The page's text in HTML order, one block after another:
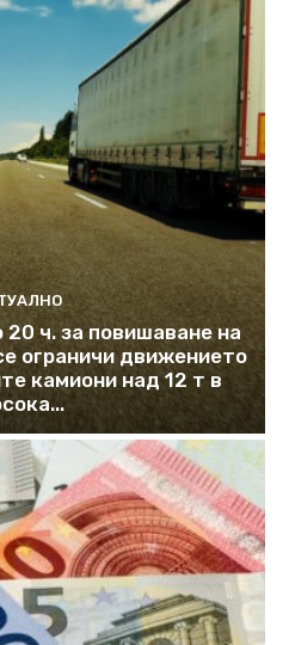
20 ч. за повишаване на
ограничи движението
камиони над 12 т в